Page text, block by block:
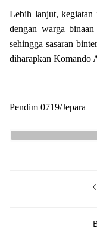
Lebih lanjut, kegiatan
dengan warga
sehingga sasaran
diharapkan Komando
Pendim 0719/Jepara